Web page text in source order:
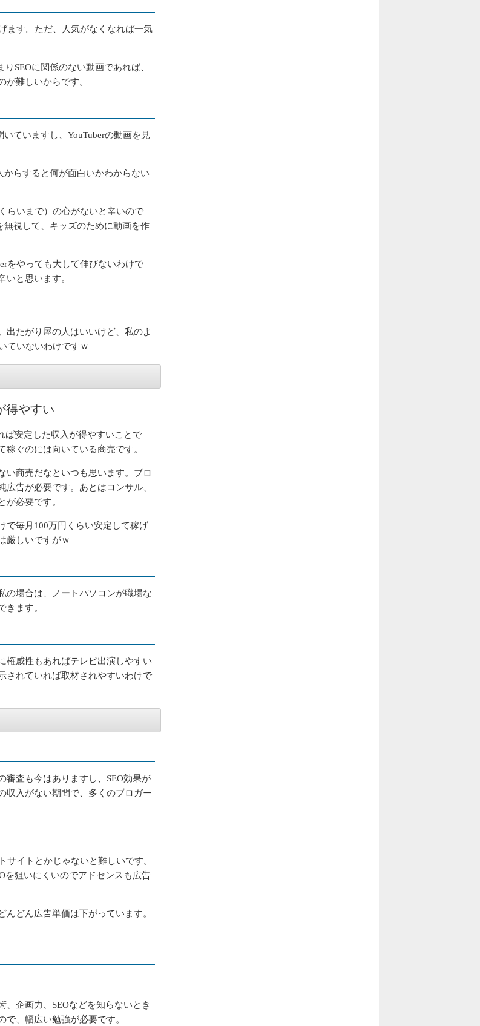
ます。ただ、人気がなくなれば一気
SEOに関係のない動画であれば、
難しいからです。
ていますし、YouTuberの動画を見
からすると何が面白いかわからない
らいまで）の心がないと辛いので
無視して、キッズのために動画を作
をやっても大して伸びないわけで
いと思います。
出たがり屋の人はいいけど、私のよ
ていないわけですｗ
得やすい
ば安定した収入が得やすいことで
ぐのには向いている商売です。
い商売だなといつも思います。ブロ
告が必要です。あとはコンサル、
が必要です。
で毎月100万円くらい安定して稼げ
厳しいですがｗ
の場合は、ノートパソコンが職場な
きます。
権威性もあればテレビ出演しやすい
されていれば取材されやすいわけで
審査も今はありますし、SEO効果が
収入がない期間で、多くのブロガー
サイトとかじゃないと難しいです。
を狙いにくいのでアドセンスも広告
どん広告単価は下がっています。
企画力、SEOなどを知らないとき
、幅広い勉強が必要です。